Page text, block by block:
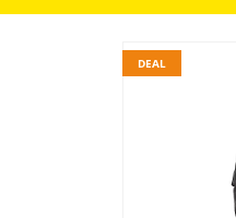
DEAL